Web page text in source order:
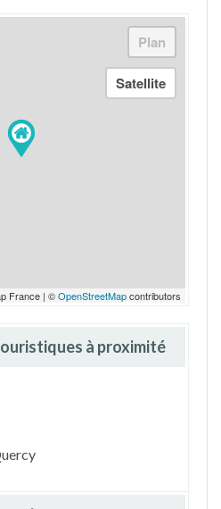
France | ©OpenStreetMapcontributors
à proximité